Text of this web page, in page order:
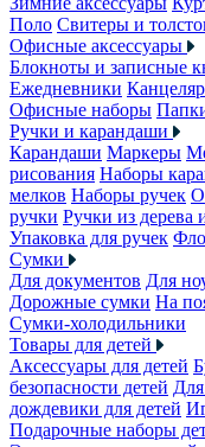
Поло Свитеры и
Офисные аксессуары
Блокноты и записные
Ежедневники
Офисные наборы
Ручки и карандаши
Карандаши Маркеры
рисования Наборы
мелков Наборы ручек
ручки Ручки из дерева
Упаковка для ручек
Сумки
Для документов Для
Дорожные сумки На
Сумки-холодильники
Товары для детей
Аксессуары для детей
безопасности детей
дождевики для детей
Подарочные наборы